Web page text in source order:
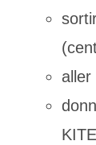
aller